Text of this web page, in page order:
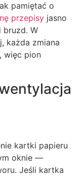
pamiętać o
przepisy jasno
bruzd. W
każda zmiana
więc pion
kartki papieru
oknie —
Jeśli kartka